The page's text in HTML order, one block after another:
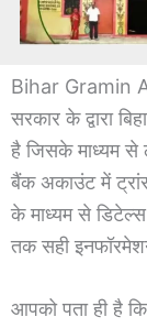
Bihar Gramin
सरकार के द्वारा
है जिसके माध्यम
बैंक अकाउंट में
के माध्यम से
तक सही
आपको पता ही है